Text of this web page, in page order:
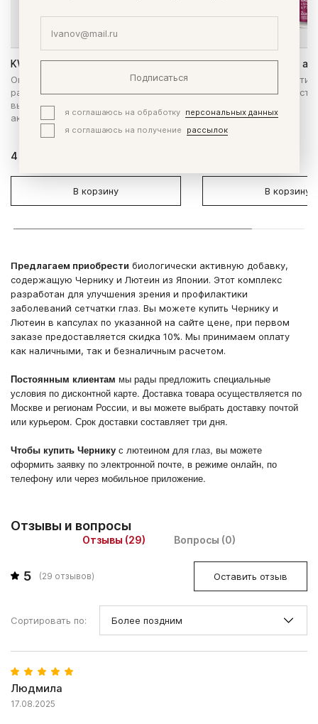
KWC Омега-3 EPA&DHA
Омега-3 кислоты - для улучшения
работы сердца и сосудов, для
высокой интеллектуальной
активности.
4 420 ₽
В корзину
KWC Ресвератрол и
Комплекс мощных
антивозрастным
В корзину
Предлагаем приобрести биологически активную добавку,
содержащую Чернику и Лютеин из Японии. Этот комплекс
разработан для улучшения зрения и профилактики
заболеваний сетчатки глаз. Вы можете купить Чернику и
Лютеин в капсулах по указанной на сайте цене, при первом
заказе предоставляется скидка 10%. Мы принимаем оплату
как наличными, так и безналичным расчетом.
Постоянным клиентам мы рады предложить специальные
условия по дисконтной карте. Доставка товара осуществляется по
Москве и регионам России, и вы можете выбрать доставку почтой
или курьером. Срок доставки составляет три дня.
Чтобы купить Чернику с лютеином для глаз, вы можете
оформить заявку по электронной почте, в режиме онлайн, по
телефону или через мобильное приложение.
Отзывы и вопросы
Отзывы (29) Вопросы (0)
5 (29 отзывов) Оставить отзыв
Сортировать по:
Людмила
17.08.2025
Подписаться
я соглашаюсь на обработку
персональных данных
я соглашаюсь на получение
рассылок